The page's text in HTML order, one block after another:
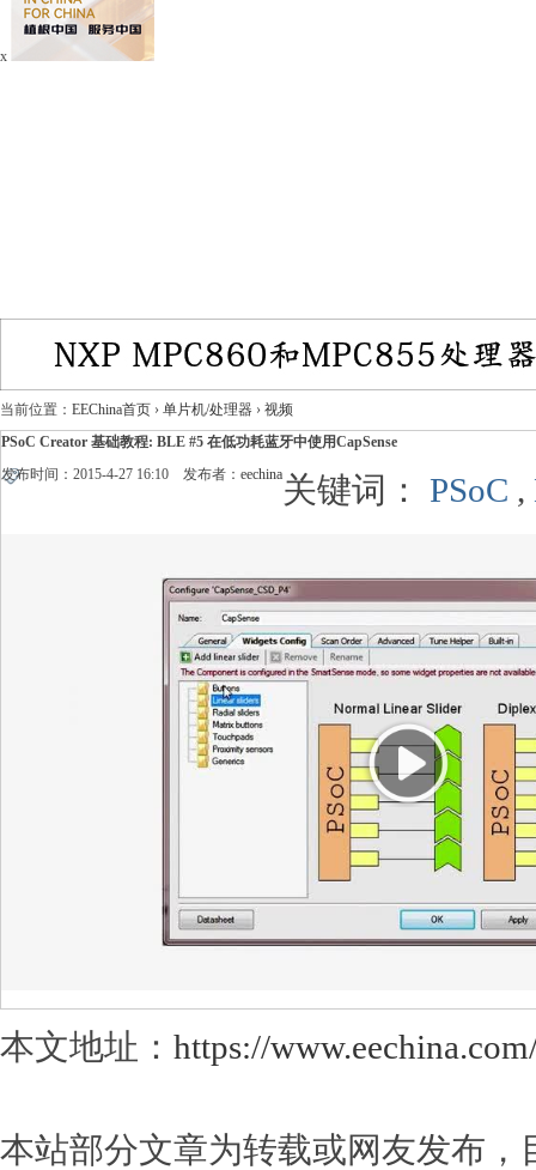
x
当前位置： EEChina首页 › 单片机/处理器 › 视频
PSoC Creator 基础教程: BLE #5 在低功耗蓝牙中使用CapSense
发布时间：2015-4-27 16:10 发布者： eechina关键词： PSoC ,
本文地址： https://
本站部分文章为转载或网友发布